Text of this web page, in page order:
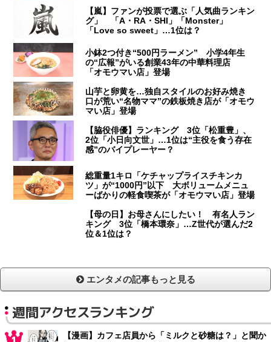
【嵐】ファンが投票で選ぶ「人気曲ランキン
グ」 「A・RA・SHI」「Monster」
「Love so sweet」…1位は？
小鉢2つ付き“500円ラーメン” 小学4年生
の“広報”がいる創業43年の中華料理店
「オモウマい店」登場
山芋と卵黄を…独自スタイルのお好み焼き
口が荒い“名物ママ”の鉄板焼き店が「オモウ
マい店」登場
【脇役俳優】ランキング 3位「松重豊」、
2位「小日向文世」…1位は“主役を食う存在
感”のバイプレーヤー？
総重量1キロ「ケチャップライスチキンカ
ツ」が“1000円”以下 大ボリュームメニュ
ーばかりの軽食喫茶が「オモウマい店」登場
【母の日】お母さんにしたい！ 有名人ラン
キング 3位「橋本環奈」…Z世代が選んだ2
位＆1位は？
エンタメの記事もっと見る
週間アクセスランキング
【漫画】カフェ店員から「ミルクと砂糖は？」と聞か